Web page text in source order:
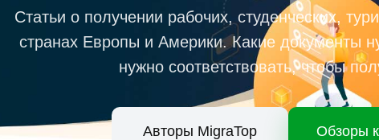
Статьи о получении рабочих, студенческих,
странах Европы и Америки. Какие документы
нужно соответствовать, чтобы
Авторы MigraTop Обзоры